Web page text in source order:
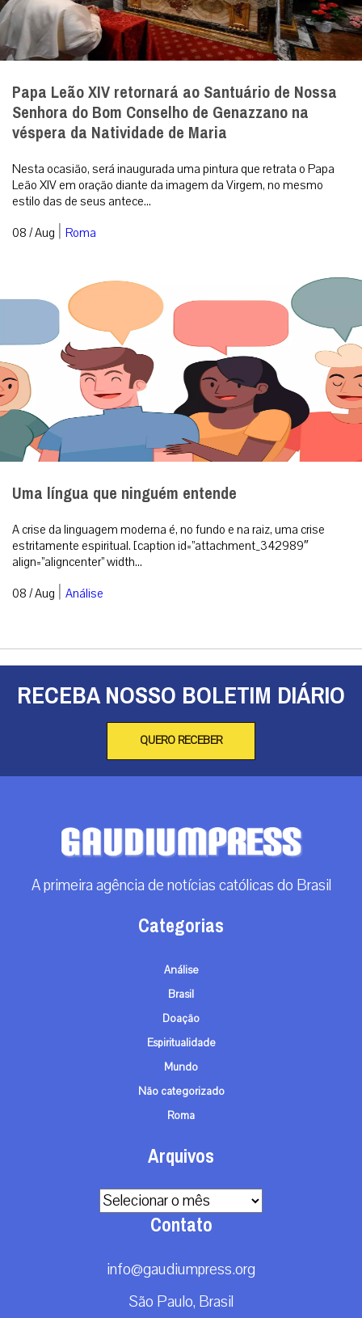
Papa Leão XIV retornará ao Santuário de Nossa
Senhora do Bom Conselho de Genazzano na
véspera da Natividade de Maria
Nesta ocasião, será inaugurada uma pintura que retrata o Papa
Leão XIV em oração diante da imagem da Virgem, no mesmo
estilo das de seus antece...
08 / Aug | Roma
Uma língua que ninguém entende
A crise da linguagem moderna é, no fundo e na raiz, uma crise
estritamente espiritual. [caption id=”attachment_342989″
align=”aligncenter” width...
08 / Aug | Análise
RECEBA NOSSO BOLETIM DIÁRIO
QUERO RECEBER
A primeira agência de notícias católicas do Brasil
Categorias
Análise
Brasil
Doação
Espiritualidade
Mundo
Não categorizado
Roma
Arquivos
Arquivos
Contato
info@gaudiumpress.org
São Paulo, Brasil